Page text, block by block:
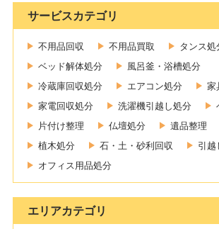
サービスカテゴリ
不用品回収 不用品買取
タンス処
ベッド解体処分
風呂釜・浴槽処分
冷蔵庫回収処分
エアコン処分
家
家電回収処分
洗濯機引越し処分
片付け整理
仏壇処分 遺品整理
植木処分
石・土・砂利回収
引越
オフィス用品処分
エリアカテゴリ